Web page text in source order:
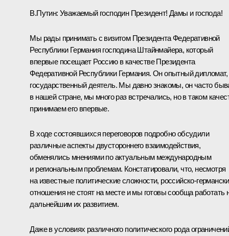
В.Путин: Уважаемый господин Президент! Дамы и господа!
Мы рады принимать с визитом Президента Федеративной
Республики Германия господина Штайнмайера, который
впервые посещает Россию в качестве Президента
Федеративной Республики Германия. Он опытный дипломат,
государственный деятель. Мы давно знакомы, он часто
в нашей стране, мы много раз встречались, но в таком
принимаем его впервые.
В ходе состоявшихся переговоров подробно обсудили
различные аспекты двустороннего взаимодействия,
обменялись мнениями по актуальным международным
и региональным проблемам. Констатировали, что, несмотря
на известные политические сложности, российско-
отношения не стоят на месте и мы готовы сообща работать
дальнейшим их развитием.
Даже в условиях различного политического рода